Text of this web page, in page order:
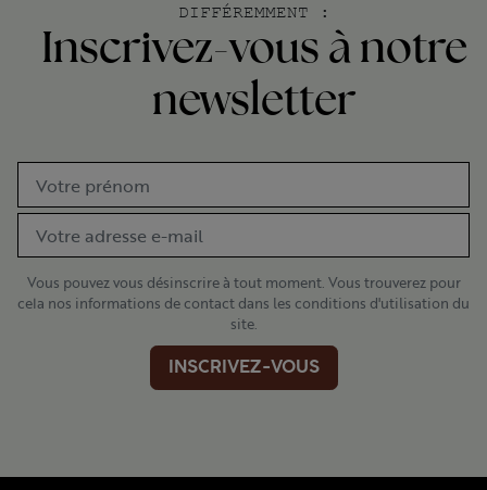
DIFFÉREMMENT :
Inscrivez-vous à notre
newsletter
Vous pouvez vous désinscrire à tout moment. Vous trouverez pour
cela nos informations de contact dans les conditions d'utilisation du
site.
INSCRIVEZ-VOUS